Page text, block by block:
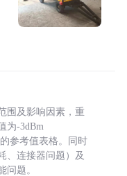
围及影响因素，重
为-3dBm
参考值表格。同时
、连接器问题）及
问题。